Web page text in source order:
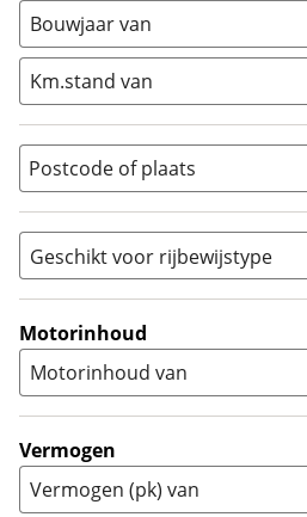
Motorscooter
Naked
Overig (1)
Racer ( 0)
Sport (0)
Sport Touring
Supermotard (0)
Supersport
Tourer (0)
Touring Enduro
Trike (0)
Zijspan 0)
Bouwjaar van
Km.stand van
Postcode of plaats
Geschikt voor rijbewijstype
A (0)
A1 (1)
(
Motorinhoud
Motorinhoud van
Vermogen
Vermogen (pk) van